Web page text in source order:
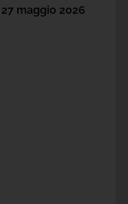
27 maggio 2026